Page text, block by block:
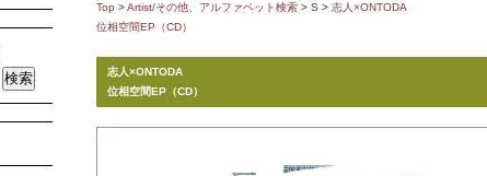
Top >Artist/その他、アルファベット検索 > S > 志人×ONTODA
位相空間EP（CD）
志人×ONTODA
位相空間EP（CD）